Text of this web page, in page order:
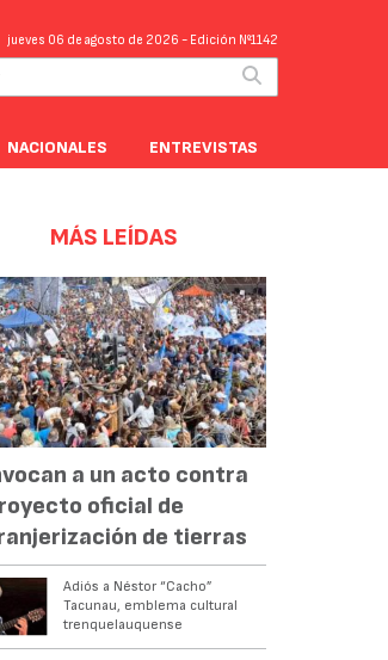
jueves 06 de agosto de 2026 - Edición Nº1142
NACIONALES ENTREVISTAS
MÁS LEÍDAS
a un acto contra
oficial de
de tierras
Adiós a Néstor “Cacho”
Tacunau, emblema cultural
trenquelauquense